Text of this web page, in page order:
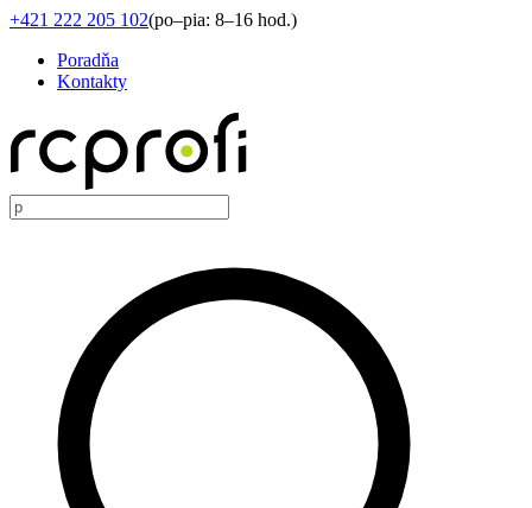
+421 222 205 102(po–pia: 8–16 hod.)
Poradňa
Kontakty